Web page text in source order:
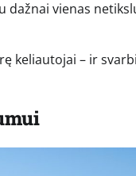
dažnai vienas
keliautojai – ir